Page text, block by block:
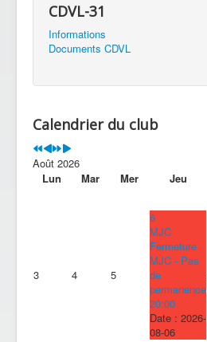
CDVL-31
Informations
Documents CDVL
Calendrier du club
Août 2026
Lun
Mar Mer Jeu
3 4 5
6
MJC
Fermeture
MJC - Pas
de
permanence
20:00
Date : 2026-
08-06